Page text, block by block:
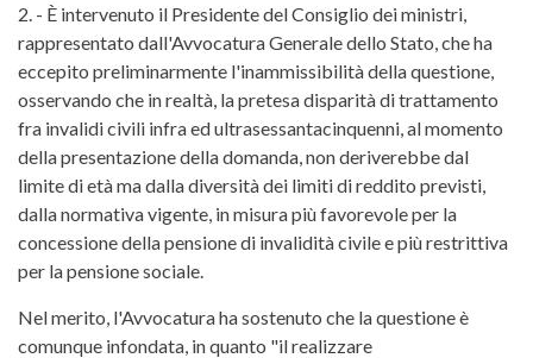
2. - È intervenuto il Presidente del Consiglio dei ministri,
rappresentato dall'Avvocatura Generale dello Stato, che ha
eccepito preliminarmente l'inammissibilità della questione,
osservando che in realtà, la pretesa disparità di trattamento
fra invalidi civili infra ed ultrasessantacinquenni, al momento
della presentazione della domanda, non deriverebbe dal
limite di età ma dalla diversità dei limiti di reddito previsti,
dalla normativa vigente, in misura più favorevole per la
concessione della pensione di invalidità civile e più restrittiva
per la pensione sociale.
Nel merito, l'Avvocatura ha sostenuto che la questione è
comunque infondata, in quanto "il realizzare